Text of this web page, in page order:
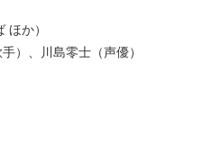
か）
）、川島零士（声優）